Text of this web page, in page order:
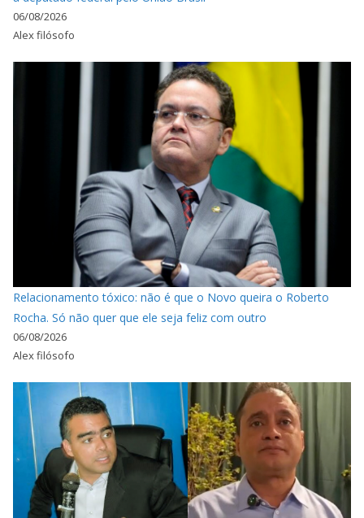
06/08/2026
Alex filósofo
Relacionamento tóxico: não é que o Novo queira o Roberto
Rocha. Só não quer que ele seja feliz com outro
06/08/2026
Alex filósofo